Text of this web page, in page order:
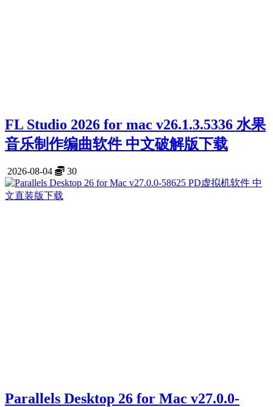
FL Studio 2026 for mac v26.1.3.5336 水果
音乐制作编曲软件 中文破解版下载
2026-08-04 30
Parallels Desktop 26 for Mac v27.0.0-